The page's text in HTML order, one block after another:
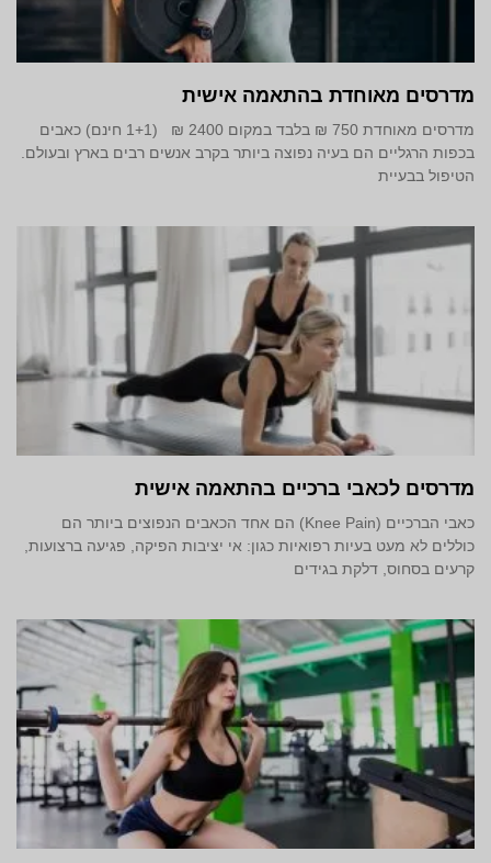
מדרסים מאוחדת בהתאמה אישית
מדרסים מאוחדת 750 ₪ בלבד במקום 2400 ₪ (1+1 חינם) כאבים
בכפות הרגליים הם בעיה נפוצה ביותר בקרב אנשים רבים בארץ ובעולם.
הטיפול בבעיית
מדרסים לכאבי ברכיים בהתאמה אישית
כאבי הברכיים (Knee Pain) הם אחד הכאבים הנפוצים ביותר הם
כוללים לא מעט בעיות רפואיות כגון: אי יציבות הפיקה, פגיעה ברצועות,
קרעים בסחוס, דלקת בגידים